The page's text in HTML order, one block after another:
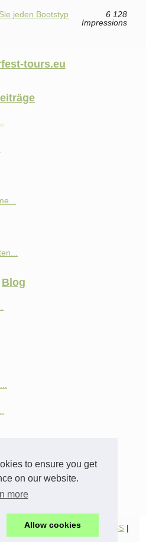
to ensure you get
on our website.
more
Allow cookies
jeden Bootstyp
6 128
Impressions
tours.eu
Blog
Plan du site|Cookies Policy RSS |